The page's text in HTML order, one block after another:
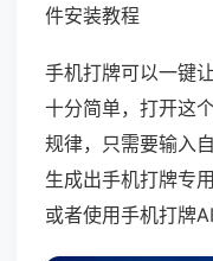
件安装教程
手机打牌可以一键
十分简单，打开这
规律，只需要输入
生成出手机打牌专
或者使用手机打牌